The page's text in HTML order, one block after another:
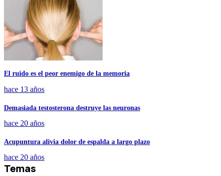
El ruido es el peor enemigo de la memoria
hace 13 años
Demasiada testosterona destruye las neuronas
hace 20 años
Acupuntura alivia dolor de espalda a largo plazo
hace 20 años
Temas